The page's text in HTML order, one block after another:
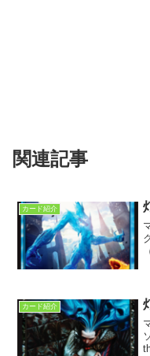
関連記事
カード紹介
カード紹介